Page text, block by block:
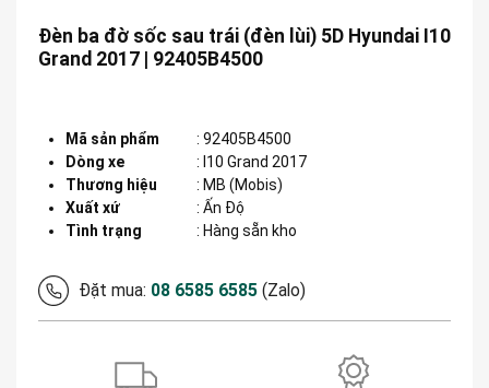
Đèn ba đờ sốc sau trái (đèn lùi) 5D Hyundai I10
Grand 2017 | 92405B4500
Mã sản phẩm : 92405B4500
Dòng xe
: I10 Grand 2017
Thương hiệu
: MB (Mobis)
Xuất xứ
: Ấn Độ
Tình trạng
: Hàng sẵn kho
Đặt mua: 08 6585 6585 (Zalo)